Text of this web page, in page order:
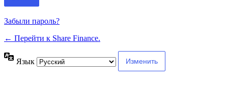
Забыли пароль?
← Перейти к Share Finance.
Язык